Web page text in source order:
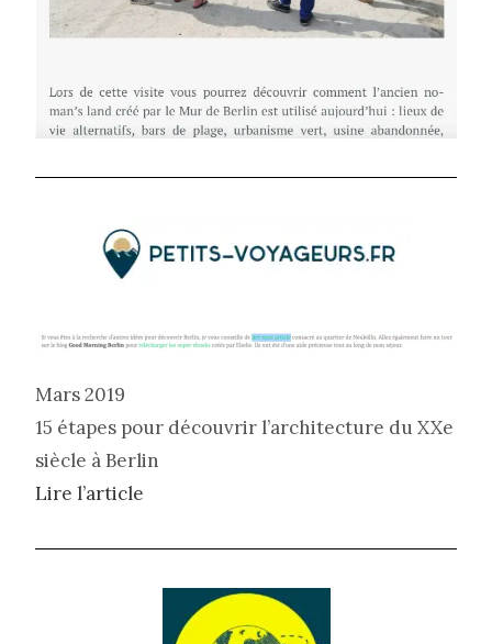
Mars 2019
15 étapes pour découvrir l’architecture du XXe
siècle à Berlin
Lire l’article